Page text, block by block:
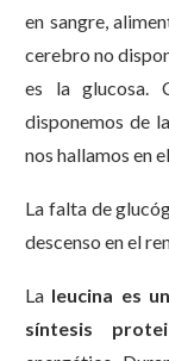
en sangre,
cerebro no
es la glucosa.
disponemos de
nos hallamos en
La falta de
descenso en el
La leucina es
síntesis